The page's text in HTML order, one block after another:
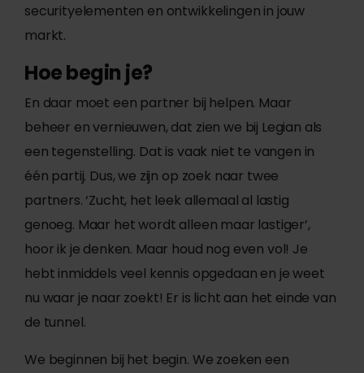
securityelementen en ontwikkelingen in jouw
markt.
Hoe begin je?
En daar moet een partner bij helpen. Maar
beheer en vernieuwen, dat zien we bij Legian als
een tegenstelling. Dat is vaak niet te vangen in
één partij. Dus, we zijn op zoek naar twee
partners. ‘Zucht, het leek allemaal al lastig
genoeg. Maar het wordt alleen maar lastiger’,
hoor ik je denken. Maar houd nog even vol! Je
hebt inmiddels veel kennis opgedaan en je weet
nu waar je naar zoekt! Er is licht aan het einde van
de tunnel.
We beginnen bij het begin. We zoeken een